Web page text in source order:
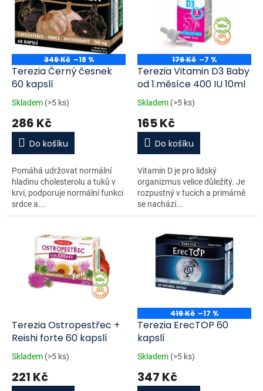
ůo
d
u
349 Kč –18 %
Terezia Černý česnek
60 kapslí
Skladem (>5 ks)
286 Kč
Do košíku
Pomáhá udržovat normální
hladinu cholesterolu a tuků v
krvi, podporuje normální funkci
srdce a...
179 Kč –7 %
Terezia Vitamin D3 Baby
od 1.měsíce 400 IU 10ml
Skladem (>5 ks)
165 Kč
Do košíku
Vitamin D je pro lidský
organizmus velice důležitý. Je
rozpustný v tucích a primárně
se nachází...
Terezia Ostropestřec +
Reishi forte 60 kapslí
Skladem (>5 ks)
221 Kč
419 Kč –17 %
Terezia ErecTOP 60
kapslí
Skladem (>5 ks)
347 Kč